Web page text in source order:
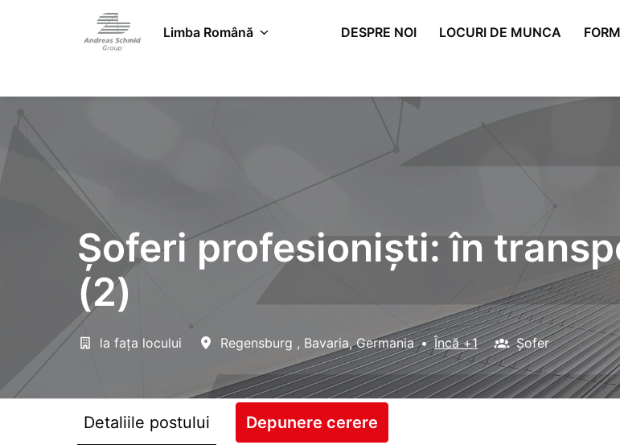
Pagina de pornire
Limba Română DESPRE NOI LOCURI DE MUNCA
Șoferi profesioniști: în
(2)
la fața locului Regensburg , Bavaria, Germania • Încă +1 Șofer
Detaliile postului Depunere cerere